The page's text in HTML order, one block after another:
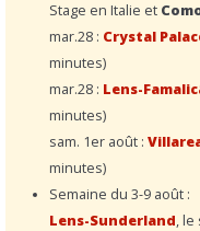
Stage en Italie et
mar.28 : Crystal
minutes)
mar.28 : Lens-
minutes)
sam. 1er août :
minutes)
Semaine du 3-9 août :
Lens-Sunderland, le